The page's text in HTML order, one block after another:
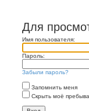
Для
Имя пользователя:
Пароль:
Забыли пароль?
Запомнить меня
Скрыть моё